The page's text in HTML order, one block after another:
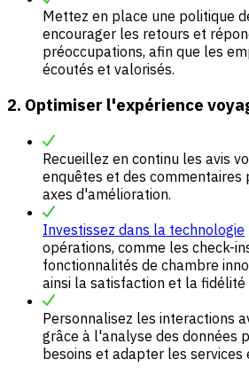
Mettez en place une politique
encourager les retours et
préoccupations, afin que les
écoutés et valorisés.
2. Optimiser l'expérience
Recueillez en continu les avis
enquêtes et des commentaires
axes d'amélioration.
Investissez dans la technologie
opérations, comme les check-
fonctionnalités de chambre
ainsi la satisfaction et la fidélité
Personnalisez les interactions
grâce à l'analyse des données
besoins et adapter les services